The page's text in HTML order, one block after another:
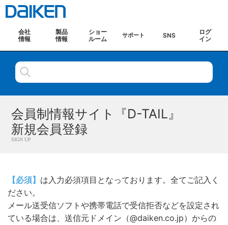
会社
情報
製品
情報
ショー
ルーム
サポート SNS
ログ
イン
会員制情報サイト『D-TAIL』
新規会員登録
SIGN UP
【必須】 は入力必須項目となっております。全てご記入く
ださい。
メール送受信ソフトや携帯電話で受信拒否などを設定され
ている場合は、送信元ドメイン（@daiken.co.jp）からの